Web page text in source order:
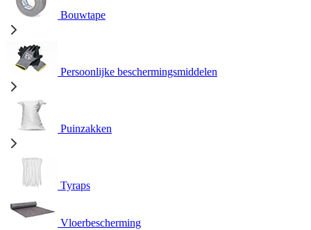
Bouwtape
Persoonlijke beschermingsmiddelen
Puinzakken
Tyraps
Vloerbescherming